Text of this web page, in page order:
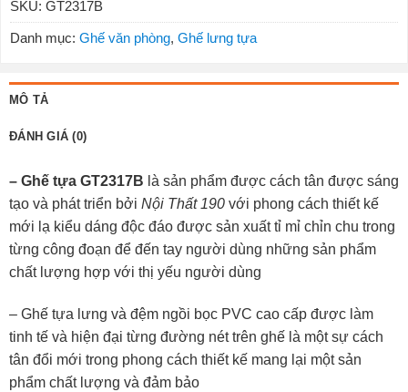
SKU: GT2317B
Danh mục: Ghế văn phòng, Ghế lưng tựa
MÔ TẢ
ĐÁNH GIÁ (0)
– Ghế tựa GT2317B là sản phẩm được cách tân được sáng
tạo và phát triển bởi Nội Thất 190 với phong cách thiết kế
mới lạ kiểu dáng độc đáo được sản xuất tỉ mỉ chỉn chu trong
từng công đoạn để đến tay người dùng những sản phẩm
chất lượng hợp với thị yếu người dùng
– Ghế tựa lưng và đệm ngồi bọc PVC cao cấp được làm
tinh tế và hiện đại từng đường nét trên ghế là một sự cách
tân đổi mới trong phong cách thiết kế mang lại một sản
phẩm chất lượng và đảm bảo